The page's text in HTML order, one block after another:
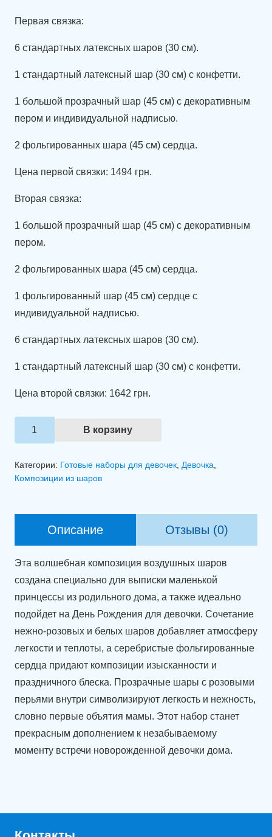
Первая связка:
6 стандартных латексных шаров (30 см).
1 стандартный латексный шар (30 см) с конфетти.
1 большой прозрачный шар (45 см) с декоративным
пером и индивидуальной надписью.
2 фольгированных шара (45 см) сердца.
Цена первой связки: 1494 грн.
Вторая связка:
1 большой прозрачный шар (45 см) с декоративным
пером.
2 фольгированных шара (45 см) сердца.
1 фольгированный шар (45 см) сердце с
индивидуальной надписью.
6 стандартных латексных шаров (30 см).
1 стандартный латексный шар (30 см) с конфетти.
Цена второй связки: 1642 грн.
Количество
товара
из
объятия"
В корзину
Категории: Готовые наборы для девочек, Девочка,
Композиции из шаров
Описание Отзывы (0)
Эта волшебная композиция воздушных шаров
создана специально для выписки маленькой
принцессы из родильного дома, а также идеально
подойдет на День Рождения для девочки. Сочетание
нежно-розовых и белых шаров добавляет атмосферу
легкости и теплоты, а серебристые фольгированные
сердца придают композиции изысканности и
праздничного блеска. Прозрачные шары с розовыми
перьями внутри символизируют легкость и нежность,
словно первые объятия мамы. Этот набор станет
прекрасным дополнением к незабываемому
моменту встречи новорожденной девочки дома.